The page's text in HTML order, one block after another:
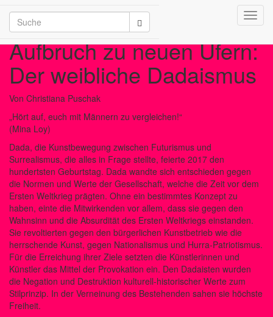
/2026
Aufbruch zu neuen Ufern:
Der weibliche Dadaismus
Von Christiana Puschak
„Hört auf, euch mit Männern zu vergleichen!“
(Mina Loy)
Dada, die Kunstbewegung zwischen Futurismus und
Surrealismus, die alles in Frage stellte, feierte 2017 den
hundertsten Geburtstag. Dada wandte sich entschieden gegen
die Normen und Werte der Gesellschaft, welche die Zeit vor dem
Ersten Weltkrieg prägten. Ohne ein bestimmtes Konzept zu
haben, einte die Mitwirkenden vor allem, dass sie gegen den
Wahnsinn und die Absurdität des Ersten Weltkriegs einstanden.
Sie revoltierten gegen den bürgerlichen Kunstbetrieb wie die
herrschende Kunst, gegen Nationalismus und Hurra-Patriotismus.
Für die Erreichung ihrer Ziele setzten die Künstlerinnen und
Künstler das Mittel der Provokation ein. Den Dadaisten wurden
die Negation und Destruktion kulturell-historischer Werte zum
Stilprinzip. In der Verneinung des Bestehenden sahen sie höchste
Freiheit.